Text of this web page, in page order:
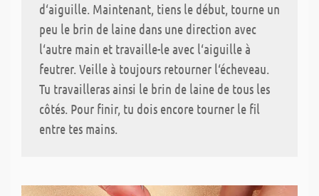
d‘aiguille. Maintenant, tiens le début, tourne un
peu le brin de laine dans une direction avec
l‘autre main et travaille-le avec l‘aiguille à
feutrer. Veille à toujours retourner l‘écheveau.
Tu travailleras ainsi le brin de laine de tous les
côtés. Pour finir, tu dois encore tourner le fil
entre tes mains.